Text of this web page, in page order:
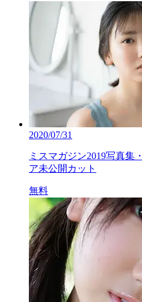
2020/07/31
ミスマガジン2019写真集
ア未公開カット
無料